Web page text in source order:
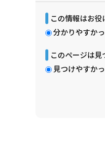
この情報はお役
分かりやすか
このページは見
見つけやすか